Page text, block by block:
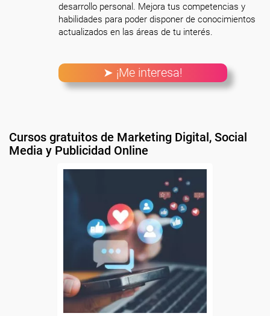
desarrollo personal. Mejora tus competencias y
habilidades para poder disponer de conocimientos
actualizados en las áreas de tu interés.
➤ ¡Me interesa!
Cursos gratuitos de Marketing Digital, Social
Media y Publicidad Online